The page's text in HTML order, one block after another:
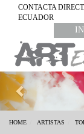
CONTACTA
ECUADOR
Previous
HOME ARTISTAS